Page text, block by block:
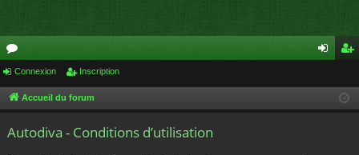
or
u cri
Connexion Inscription
Accueil du forum
Autodiva - Conditions d’utilisation